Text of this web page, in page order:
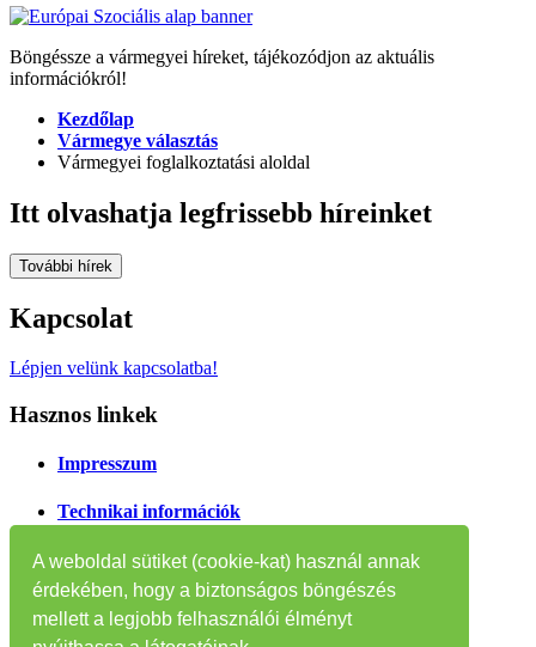
A weboldal sütiket (cookie-kat) használ annak
érdekében, hogy a biztonságos böngészés
mellett a legjobb felhasználói élményt
Böngéssze a vármegyei híreket, tájékozódjon az aktuális
információkról!
Kezdőlap
Vármegye választás
Vármegyei foglalkoztatási aloldal
Itt olvashatja legfrissebb híreinket
További hírek
Kapcsolat
Lépjen velünk kapcsolatba!
Hasznos linkek
Impresszum
Technikai információk
Oldaltérkép
Tájékoztatók